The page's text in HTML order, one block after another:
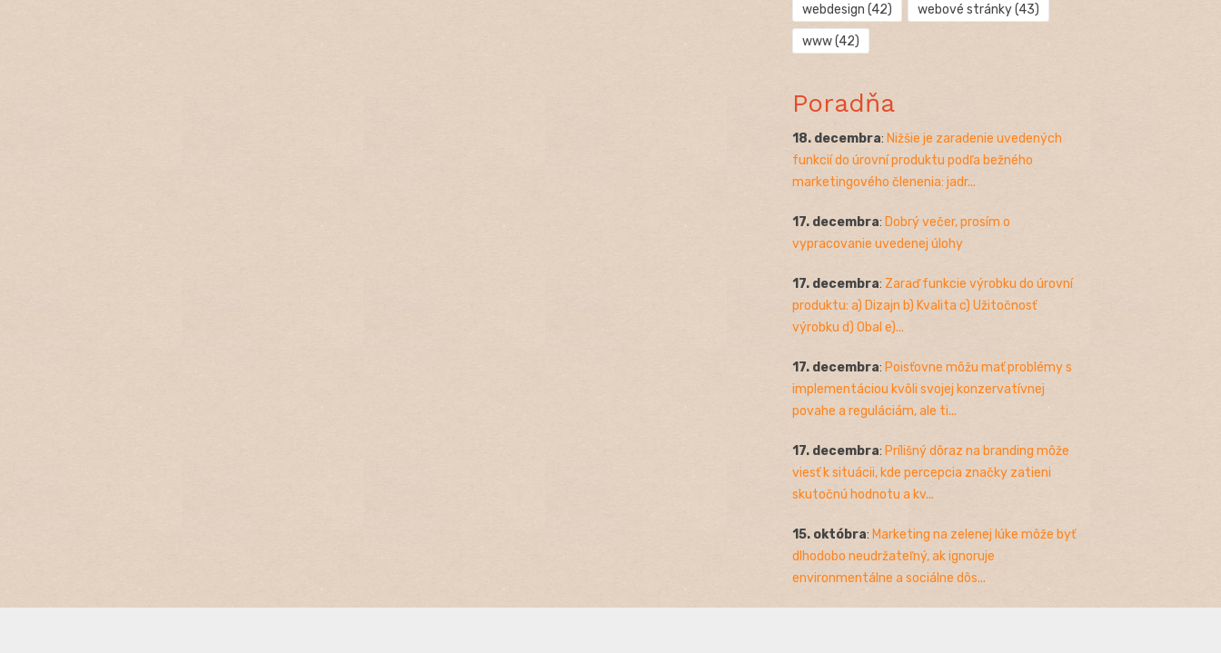
webdesign (42) webové stránky(43)
www(42)
Poradňa
18. decembra: Nižšie je zaradenie uvedených
funkcií do úrovní produktu podľa bežného
marketingového členenia: jadr...
17. decembra: Dobrý večer, prosím o
vypracovanie uvedenej úlohy
17. decembra: Zaraď funkcie výrobku do úrovní
produktu: a) Dizajn b) Kvalita c) Užitočnosť
výrobku d) Obal e)...
17. decembra: Poisťovne môžu mať problémy s
implementáciou kvôli svojej konzervatívnej
povahe a reguláciám, ale ti...
17. decembra: Prílišný dôraz na branding môže
viesť k situácii, kde percepcia značky zatieni
skutočnú hodnotu a kv...
15. októbra: Marketing na zelenej lúke môže byť
dlhodobo neudržateľný, ak ignoruje
environmentálne a sociálne dôs...